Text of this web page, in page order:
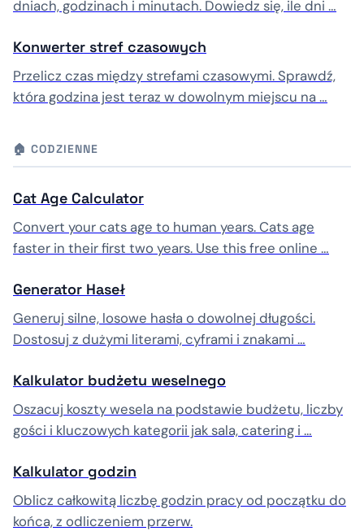
dniach, godzinach i minutach. Dowiedz się, ile dni …
Konwerter stref czasowych
Przelicz czas między strefami czasowymi. Sprawdź,
która godzina jest teraz w dowolnym miejscu na …
🏠 CODZIENNE
Cat Age Calculator
Convert your cats age to human years. Cats age
faster in their first two years. Use this free online …
Generator Haseł
Generuj silne, losowe hasła o dowolnej długości.
Dostosuj z dużymi literami, cyframi i znakami …
Kalkulator budżetu weselnego
Oszacuj koszty wesela na podstawie budżetu, liczby
gości i kluczowych kategorii jak sala, catering i …
Kalkulator godzin
Oblicz całkowitą liczbę godzin pracy od początku do
końca, z odliczeniem przerw.